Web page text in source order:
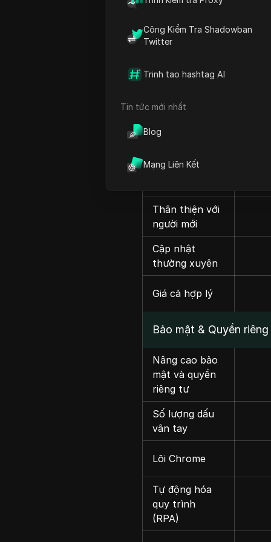
Công Kiểm Tra Shadowban
Twitter
Trinh tao hashtag AI
Tin tức mới nhất
Blog
Mạng Liên Kết
Tổng quan
phí gói trả phí
Nhiều tính
Thân thiện với
người mới
Cập nhật
thường xuyên
Giá cả hợp lý
Bảo mật & Quyền
Nâng cao bảo
mật và quyền
riêng tư
Số lượng dấu
vân tay
Lõi Chrome
Tự động hóa
quy trình
(RPA)